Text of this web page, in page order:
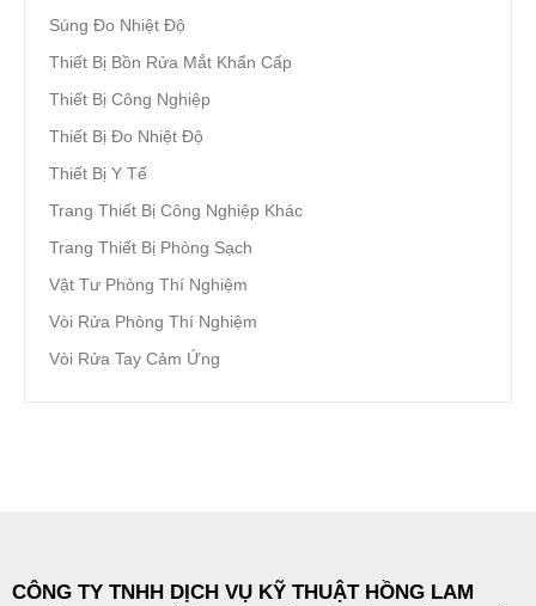
Súng Đo Nhiệt Độ
Thiết Bị Bồn Rửa Mắt Khẩn Cấp
Thiết Bị Công Nghiệp
Thiết Bị Đo Nhiệt Độ
Thiết Bị Y Tế
Trang Thiết Bị Công Nghiệp Khác
Trang Thiết Bị Phòng Sạch
Vật Tư Phòng Thí Nghiệm
Vòi Rửa Phòng Thí Nghiệm
Vòi Rửa Tay Cảm Ứng
CÔNG TY TNHH DỊCH VỤ KỸ THUẬT HỒNG LAM